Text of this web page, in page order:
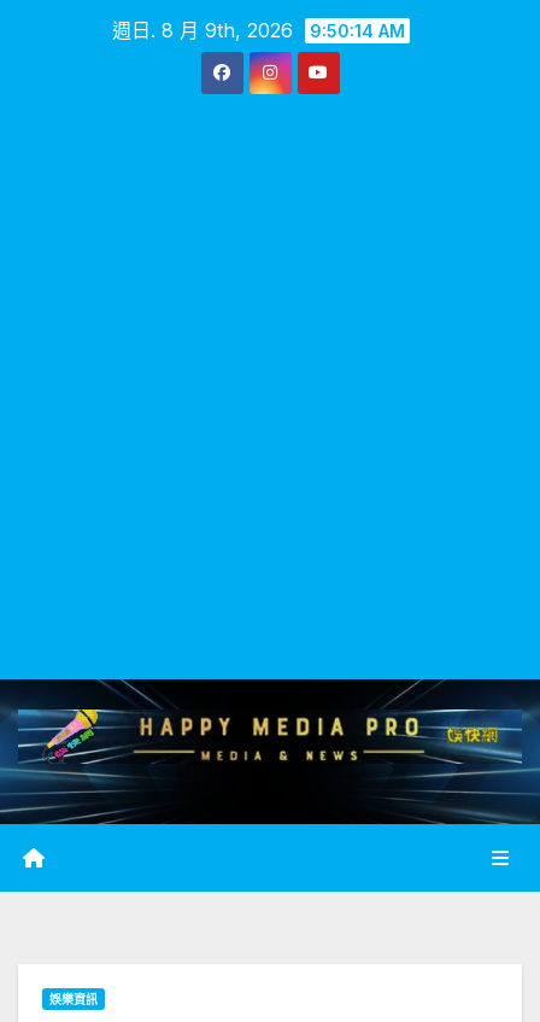
週日. 8 月 9th, 2026 9:50:16 AM
娛樂資訊